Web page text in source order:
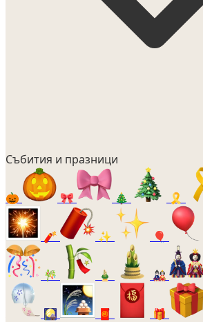
Събития и празници
🎃 🎀 🎄 🎗️
🧨 ✨ 🎈
🎋 🎍 🎎
🎑 🧧 🎁